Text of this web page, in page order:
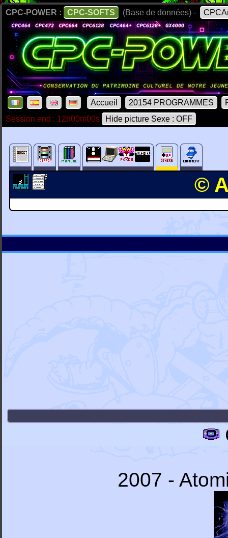
CPC-POWER : CPC-SOFTS (Base de données) -
Accueil 20154 PROGRAMMES
Session end : 12h00m00s
Hide picture Sexe : OFF
©
2007 -